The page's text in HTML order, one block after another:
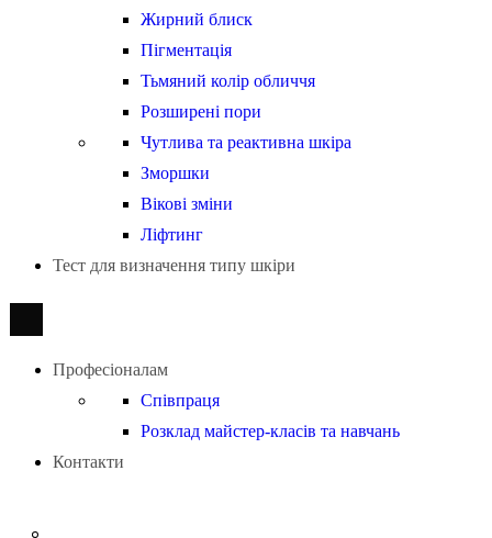
Жирний блиск
Пігментація
Тьмяний колір обличчя
Розширені пори
Чутлива та реактивна шкіра
Зморшки
Вікові зміни
Ліфтинг
Тест для визначення типу шкіри
Професіоналам
Співпраця
Розклад майстер-класів та навчань
Контакти